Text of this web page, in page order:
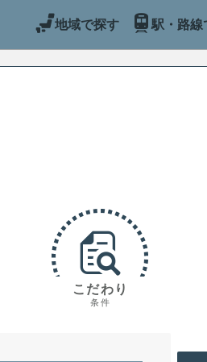
地域で探す 駅・路線
こだわり
条件